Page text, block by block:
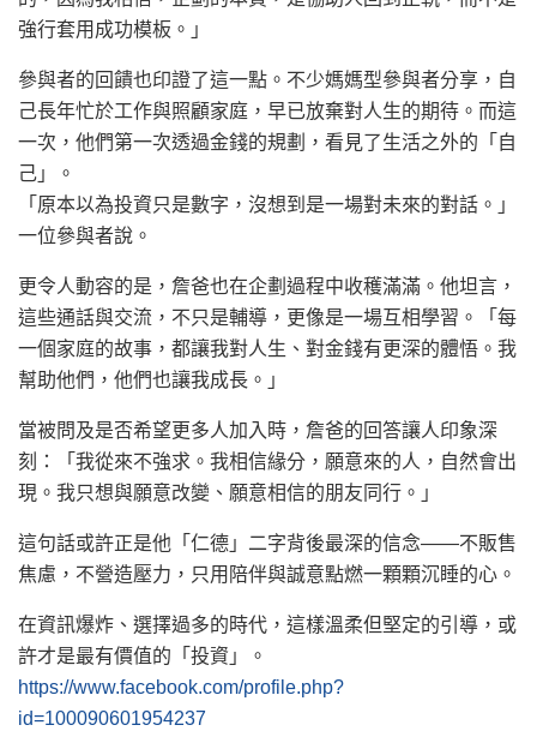
強行套用成功模板。」
參與者的回饋也印證了這一點。不少媽媽型參與者分享，自
己長年忙於工作與照顧家庭，早已放棄對人生的期待。而這
一次，他們第一次透過金錢的規劃，看見了生活之外的「自
己」。
「原本以為投資只是數字，沒想到是一場對未來的對話。」
一位參與者說。
更令人動容的是，詹爸也在企劃過程中收穫滿滿。他坦言，
這些通話與交流，不只是輔導，更像是一場互相學習。「每
一個家庭的故事，都讓我對人生、對金錢有更深的體悟。我
幫助他們，他們也讓我成長。」
當被問及是否希望更多人加入時，詹爸的回答讓人印象深
刻：「我從來不強求。我相信緣分，願意來的人，自然會出
現。我只想與願意改變、願意相信的朋友同行。」
這句話或許正是他「仁德」二字背後最深的信念——不販售
焦慮，不營造壓力，只用陪伴與誠意點燃一顆顆沉睡的心。
在資訊爆炸、選擇過多的時代，這樣溫柔但堅定的引導，或
許才是最有價值的「投資」。
https://www.facebook.com/profile.php?
id=100090601954237